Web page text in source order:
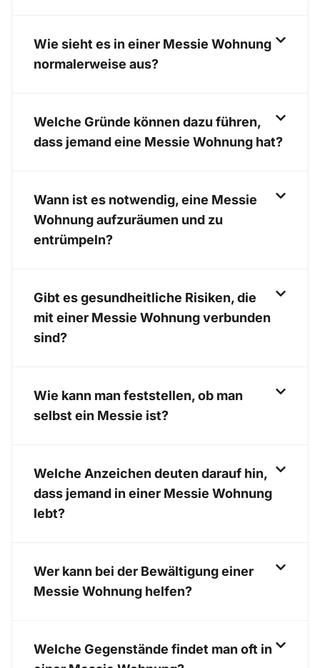
Wie sieht es in einer Messie Wohnung
normalerweise aus?
Welche Gründe können dazu führen,
dass jemand eine Messie Wohnung hat?
Wann ist es notwendig, eine Messie
Wohnung aufzuräumen und zu
entrümpeln?
Gibt es gesundheitliche Risiken, die
mit einer Messie Wohnung verbunden
sind?
Wie kann man feststellen, ob man
selbst ein Messie ist?
Welche Anzeichen deuten darauf hin,
dass jemand in einer Messie Wohnung
lebt?
Wer kann bei der Bewältigung einer
Messie Wohnung helfen?
Welche Gegenstände findet man oft in